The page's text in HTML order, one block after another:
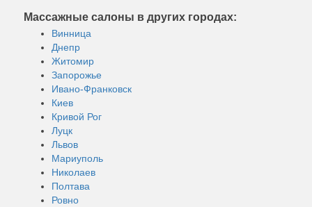
Массажные салоны в других городах:
Винница
Днепр
Житомир
Запорожье
Ивано-Франковск
Киев
Кривой Рог
Луцк
Львов
Мариуполь
Николаев
Полтава
Ровно